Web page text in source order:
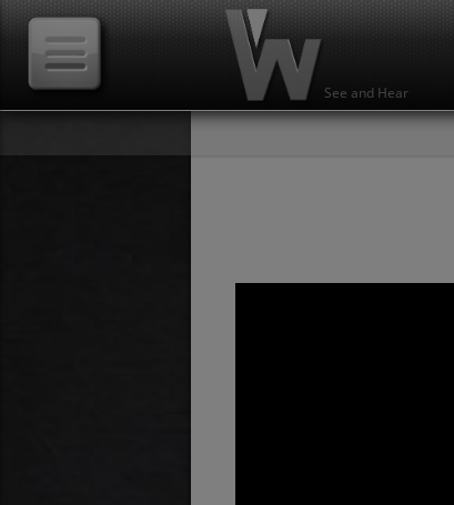
See and Hear